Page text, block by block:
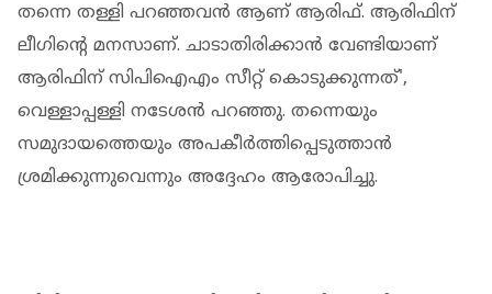
തന്നെ തള്ളി പറഞ്ഞവന്‍ ആണ് ആരിഫ്. ആരിഫിന്
ലീഗിന്റെ മനസാണ്. ചാടാതിരിക്കാന്‍ വേണ്ടിയാണ്
ആരിഫിന് സിപിഐഎം സീറ്റ് കൊടുക്കുന്നത്',
വെള്ളാപ്പള്ളി നടേശന്‍ പറഞ്ഞു. തന്നെയും
സമുദായത്തെയും അപകീര്‍ത്തിപ്പെടുത്താന്‍
ശ്രമിക്കുന്നുവെന്നും അദ്ദേഹം ആരോപിച്ചു.